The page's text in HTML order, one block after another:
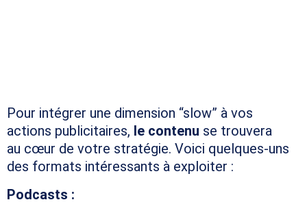
Pour intégrer une dimension “slow” à vos
actions publicitaires, le contenu se trouvera
au cœur de votre stratégie. Voici quelques-uns
des formats intéressants à exploiter :
Podcasts :